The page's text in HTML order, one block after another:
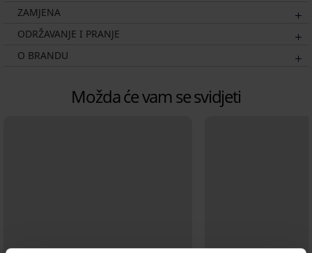
ZAMJENA
ODRŽAVANJE I PRANJE
O BRANDU
Možda će vam se svidjeti